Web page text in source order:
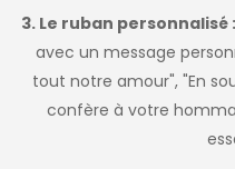
3. Le ruban personnalisé :
avec un message
tout notre amour", "En
confère à votre